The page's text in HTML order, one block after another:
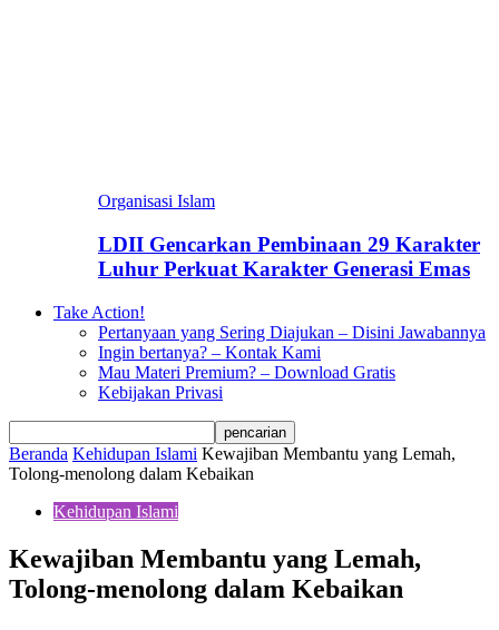
Organisasi Islam
LDII Gencarkan Pembinaan 29 Karakter
Luhur Perkuat Karakter Generasi Emas
Take Action!
Pertanyaan yang Sering Diajukan – Disini Jawabannya
Ingin bertanya? – Kontak Kami
Mau Materi Premium? – Download Gratis
Kebijakan Privasi
Beranda Kehidupan Islami Kewajiban Membantu yang Lemah,
Tolong-menolong dalam Kebaikan
Kehidupan Islami
Kewajiban Membantu yang Lemah,
Tolong-menolong dalam Kebaikan